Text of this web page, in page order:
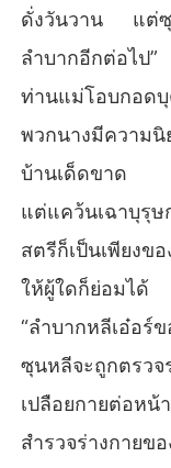
ดั่งวันวาน แต่
ลำบากอีกต่อไป”
ท่านแม่โอบกอด
พวกนางมีความนิ
บ้านเด็ดขาด
แต่แคว้นเฉาบุรุ
สตรีก็เป็นเพียงข
ให้ผู้ใดก็ย่อมได้
“ลำบากหลีเอ๋อร์
ซุนหลีจะถูกตรว
เปลือยกายต่อห
สำรวจร่างกายข